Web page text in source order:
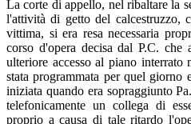
La corte di appello, nel ribaltare la
l'attività di getto del calcestruzzo,
vittima, si era resa necessaria
corso d'opera decisa dal P.C. che
ulteriore accesso al piano interrato
stata programmata per quel giorno
iniziata quando era sopraggiunto
telefonicamente un collega di
proprio a causa di tale ritardo